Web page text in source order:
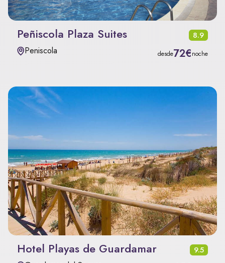
Peñiscola Plaza Suites 8.9
Peniscola desde72€noche
Hotel Playas de Guardamar 9.5